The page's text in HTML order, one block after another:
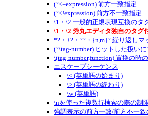
(?<=expression) 前方一致指定
(?<!expression) 前方不一致指定
\1・\2 一般的正規表現互換のタ
\1・\2 秀丸エディタ独自のタグ
*?・+?・??・{n,m}? 繰り返し
(?\tag-number) ヒットした扱い
\(tag-number,function) 置換の時
エスケープシーケンス
\< (英単語の始まり)
\> (英単語の終わり)
\w (英単語)
\nを使った複数行検索の際の制
強調表示の前方一致/前方不一致